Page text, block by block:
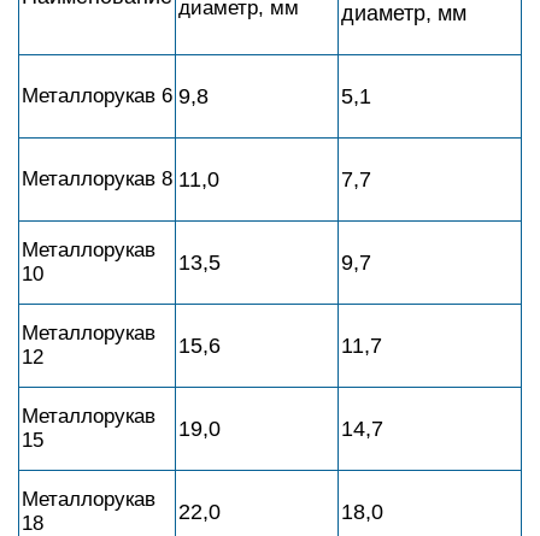
диаметр, мм диаметр, мм
Металлорукав 6 9,8 5,1
Металлорукав 8 11,0 7,7
Металлорукав
10
13,5 9,7
Металлорукав
12
15,6 11,7
Металлорукав
15
19,0 14,7
Металлорукав
18
22,0 18,0